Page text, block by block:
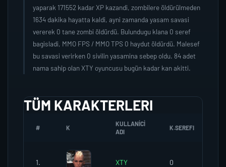
yaparak 171552 kadar XP kazandi, zombilere öldürülmeden
1634 dakika hayatta kaldi, ayni zamanda yasam savasi
vererek 0 tane zombi öldürdü. Bulundugu klana 0 seref
bagisladi, MMO FPS / MMO TPS 0 haydut öldürdü. Malesef
bu savasi verirken 0 sivilin yasamina sebep oldu. 84 adet
nama sahip olan XTY oyuncusu bugün kadar kan akitti.
TÜM KARAKTERLERI
# K
KULLANICI
ADI
K.SEREFI
1. XTY 0